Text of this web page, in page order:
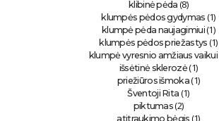
klibinė pėda (8)
klumpės pėdos gydymas (1)
klumpė pėda naujagimiui(1)
klumpės pėdos priežastys (1)
klumpė vyresnio amžiaus vaikui
išsėtinė sklerozė(1)
priežiūros išmoka(1)
Šventoji Rita (1)
piktumas (2)
atitraukimo bėgis (1)